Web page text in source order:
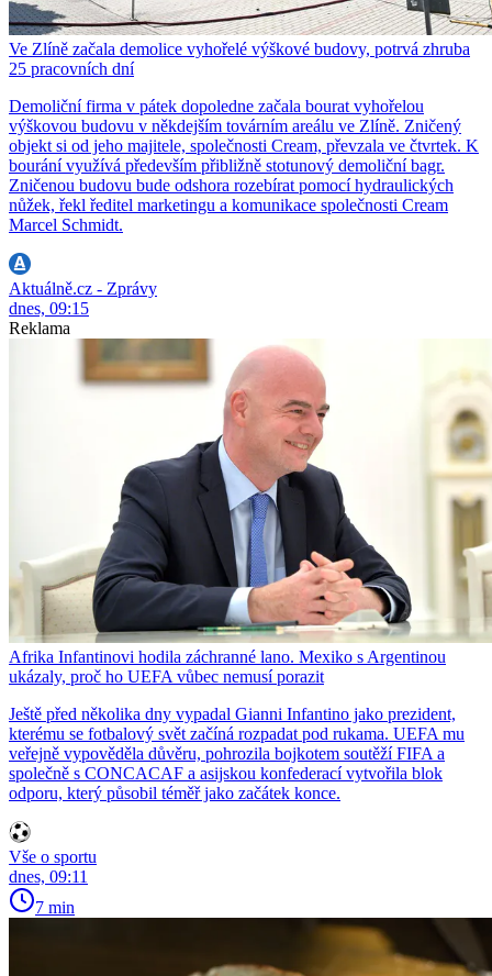
Ve Zlíně začala demolice vyhořelé výškové budovy, potrvá zhruba
25 pracovních dní
Demoliční firma v pátek dopoledne začala bourat vyhořelou
výškovou budovu v někdejším továrním areálu ve Zlíně. Zničený
objekt si od jeho majitele, společnosti Cream, převzala ve čtvrtek. K
bourání využívá především přibližně stotunový demoliční bagr.
Zničenou budovu bude odshora rozebírat pomocí hydraulických
nůžek, řekl ředitel marketingu a komunikace společnosti Cream
Marcel Schmidt.
Aktuálně.cz - Zprávy
dnes, 09:15
Reklama
Afrika Infantinovi hodila záchranné lano. Mexiko s Argentinou
ukázaly, proč ho UEFA vůbec nemusí porazit
Ještě před několika dny vypadal Gianni Infantino jako prezident,
kterému se fotbalový svět začíná rozpadat pod rukama. UEFA mu
veřejně vypověděla důvěru, pohrozila bojkotem soutěží FIFA a
společně s CONCACAF a asijskou konfederací vytvořila blok
odporu, který působil téměř jako začátek konce.
Vše o sportu
dnes, 09:11
7 min